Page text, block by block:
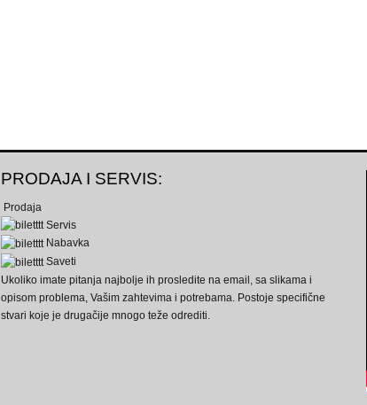
PRODAJA I SERVIS:
Prodaja
Servis
Nabavka
Saveti
Ukoliko imate pitanja najbolje ih prosledite na email, sa slikama i
opisom problema, Vašim zahtevima i potrebama. Postoje specifične
stvari koje je drugačije mnogo teže odrediti.